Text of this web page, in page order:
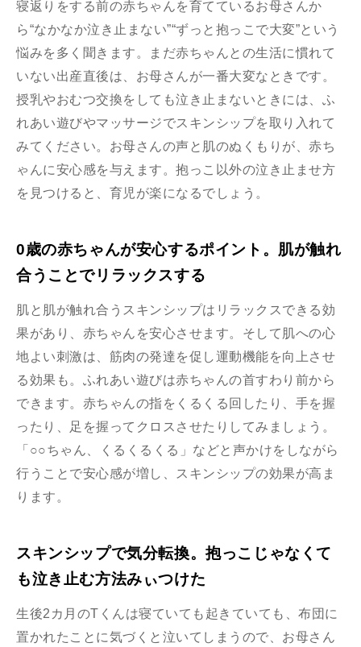
寝返りをする前の赤ちゃんを育てているお母さんか
ら“なかなか泣き止まない”“ずっと抱っこで大変”という
悩みを多く聞きます。まだ赤ちゃんとの生活に慣れて
いない出産直後は、お母さんが一番大変なときです。
授乳やおむつ交換をしても泣き止まないときには、ふ
れあい遊びやマッサージでスキンシップを取り入れて
みてください。お母さんの声と肌のぬくもりが、赤ち
ゃんに安心感を与えます。抱っこ以外の泣き止ませ方
を見つけると、育児が楽になるでしょう。
0歳の赤ちゃんが安心するポイント。肌が触れ
合うことでリラックスする
肌と肌が触れ合うスキンシップはリラックスできる効
果があり、赤ちゃんを安心させます。そして肌への心
地よい刺激は、筋肉の発達を促し運動機能を向上させ
る効果も。ふれあい遊びは赤ちゃんの首すわり前から
できます。赤ちゃんの指をくるくる回したり、手を握
ったり、足を握ってクロスさせたりしてみましょう。
「○○ちゃん、くるくるくる」などと声かけをしながら
行うことで安心感が増し、スキンシップの効果が高ま
ります。
スキンシップで気分転換。抱っこじゃなくて
も泣き止む方法みぃつけた
生後2カ月のTくんは寝ていても起きていても、布団に
置かれたことに気づくと泣いてしまうので、お母さん